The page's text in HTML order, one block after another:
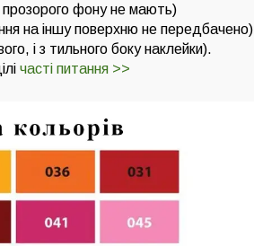
прозорого фону не мають)
на іншу поверхню не передбачено)
і з тильного боку наклейки).
часті питання >>